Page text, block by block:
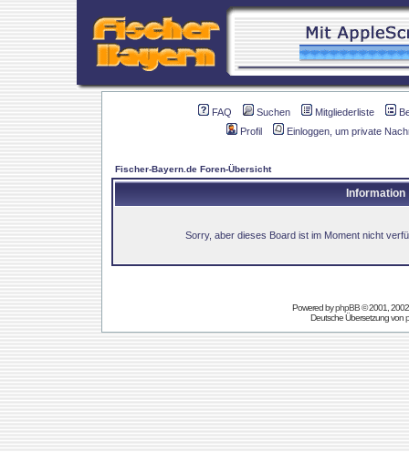
FAQ Suchen Mitgliederliste
Profil
Einloggen, um private
Fischer-Bayern.de Foren-Übersicht
Information
Sorry, aber dieses Board ist im Moment nicht
Powered byphpBB© 2001,
Deutsche Übersetzung von